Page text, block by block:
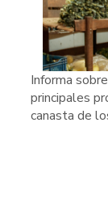
Informa
principales
canasta de